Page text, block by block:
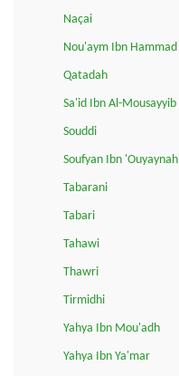
Naçai
Nou'aym Ibn Hammad
Qatadah
Sa'id Ibn Al-Mousayyib
Souddi
Soufyan Ibn 'Ouyaynah
Tabarani
Tabari
Tahawi
Thawri
Tirmidhi
Yahya Ibn Mou'adh
Yahya Ibn Ya'mar